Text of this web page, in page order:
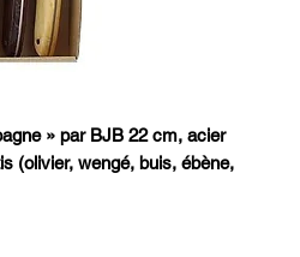
» par BJB 22 cm, acier
(olivier, wengé, buis, ébène,